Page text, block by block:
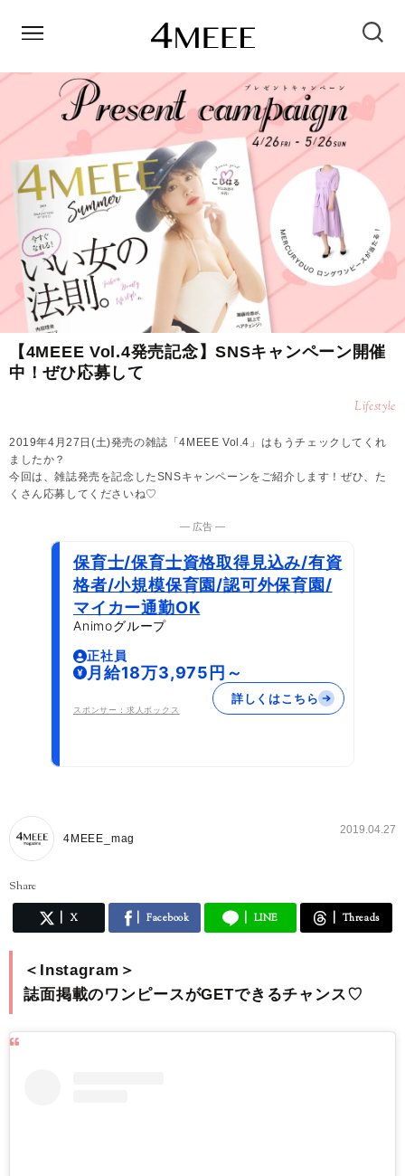
【4MEEE Vol.4発売記念】SNSキャンペーン開催
中！ぜひ応募して
Lifestyle
2019年4月27日(土)発売の雑誌「4MEEE Vol.4」はもうチェックしてくれ
ましたか？
今回は、雑誌発売を記念したSNSキャンペーンをご紹介します！ぜひ、た
くさん応募してくださいね♡
― 広告 ―
保育士/保育士資格取得見込み/有資
格者/小規模保育園/認可外保育園/
マイカー通勤OK
Animoグループ
正社員
月給18万3,975円～
スポンサー：求人ボックス
詳しくはこちら
4MEEE_mag
2019.04.27
Share
X Facebook LINE Threads
＜Instagram＞
誌面掲載のワンピースがGETできるチャンス♡